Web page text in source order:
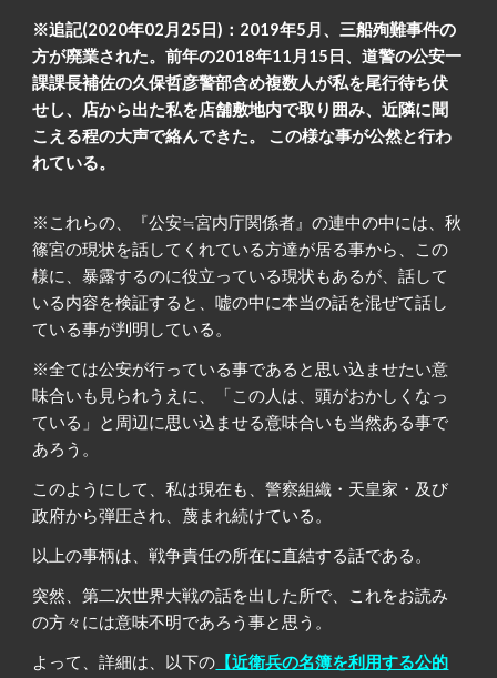
※追記(2020年02月25日)：2019年5月、三船殉難事件の
方が廃業された。前年の2018年11月15日、道警の公安一
課課長補佐の久保哲彦警部含め複数人が私を尾行待ち伏
せし、店から出た私を店舗敷地内で取り囲み、近隣に聞
こえる程の大声で絡んできた。 この様な事が公然と行わ
れている。
※これらの、『公安≒宮内庁関係者』の連中の中には、秋
篠宮の現状を話してくれている方達が居る事から、この
様に、暴露するのに役立っている現状もあるが、話して
いる内容を検証すると、嘘の中に本当の話を混ぜて話し
ている事が判明している。
※全ては公安が行っている事であると思い込ませたい意
味合いも見られうえに、「この人は、頭がおかしくなっ
ている」と周辺に思い込ませる意味合いも当然ある事で
あろう。
このようにして、私は現在も、警察組織・天皇家・及び
政府から弾圧され、蔑まれ続けている。
以上の事柄は、戦争責任の所在に直結する話である。
突然、第二次世界大戦の話を出した所で、これをお読み
の方々には意味不明であろう事と思う。
よって、詳細は、以下の 【近衛兵の名簿を利用する公的